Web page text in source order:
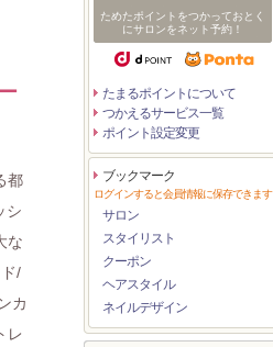
都
シ
な
/
カ
レ
ためたポイントをつかっておとく
にサロンをネット予約！
たまるポイントについて
つかえるサービス一覧
ポイント設定変更
ブックマーク
ログインすると会員情報に保存できます
サロン
スタイリスト
クーポン
ヘアスタイル
ネイルデザイン